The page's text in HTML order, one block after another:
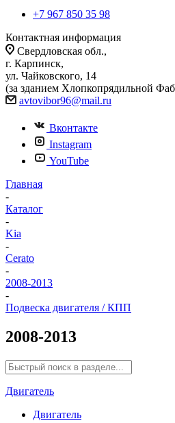
+7 967 850 35 98
Контактная информация
Свердловская обл.,
г. Карпинск,
ул. Чайковского, 14
(за зданием Хлопкопрядильной
avtovibor96@mail.ru
Вконтакте
Instagram
YouTube
Главная
-
Каталог
-
Kia
-
Cerato
-
2008-2013
-
Подвеска двигателя / КПП
2008-2013
Двигатель
Двигатель